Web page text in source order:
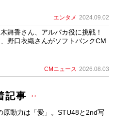
エンタメ 2024.09.02
舞香さん、アルパカ役に挑戦！
野口衣織さんがソフトバンクCM
CMニュース 2026.08.03
記事
原動力は「愛」。STU48と2nd写